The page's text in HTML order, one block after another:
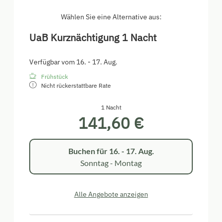
Wählen Sie eine Alternative aus:
UaB Kurznächtigung 1 Nacht
Verfügbar vom 16. - 17. Aug.
Frühstück
Nicht rückerstattbare Rate
1 Nacht
141,60 €
Buchen für 16. - 17. Aug.
Sonntag - Montag
Alle Angebote anzeigen